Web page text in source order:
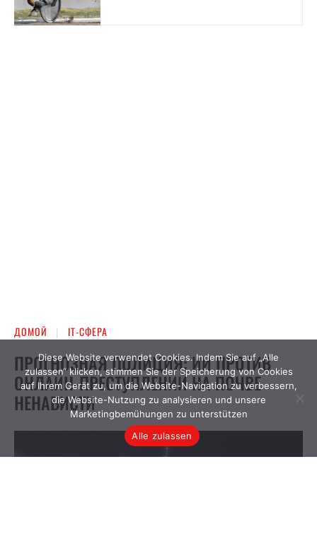
Diese Website verwendet Cookies. Indem Sie auf „Alle
zulassen“ klicken, stimmen Sie der Speicherung von Cookies
auf Ihrem Gerät zu, um die Website-Navigation zu verbessern,
die Website-Nutzung zu analysieren und unsere
Marketingbemühungen zu unterstützen
Alle zulassen